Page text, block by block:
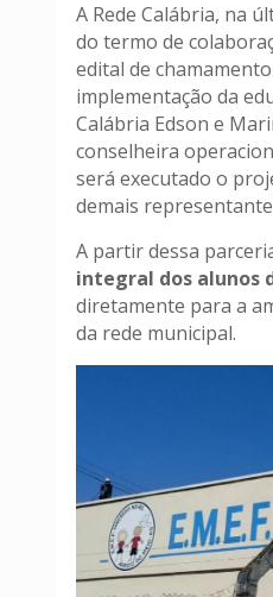
A Rede Calábria, na
do termo de
edital de
implementação da
Calábria Edson e
conselheira
será executado o
demais
A partir dessa
integral dos alunos
diretamente para a
da rede municipal.